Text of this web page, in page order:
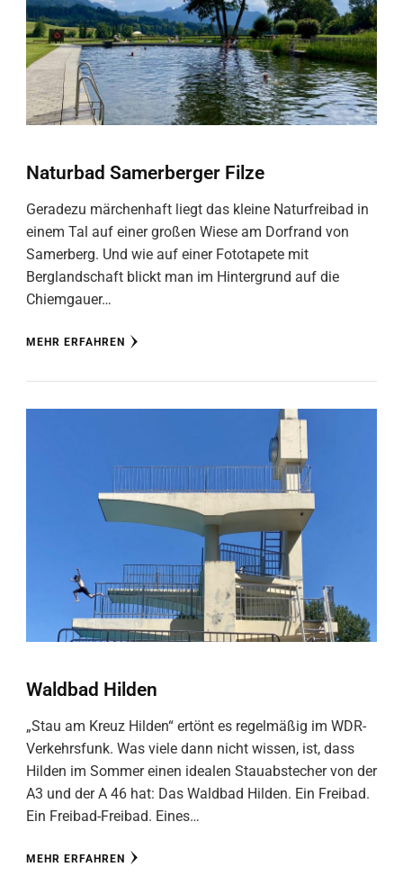
Naturbad Samerberger Filze
Geradezu märchenhaft liegt das kleine Naturfreibad in
einem Tal auf einer großen Wiese am Dorfrand von
Samerberg. Und wie auf einer Fototapete mit
Berglandschaft blickt man im Hintergrund auf die
Chiemgauer…
MEHR ERFAHREN
Waldbad Hilden
„Stau am Kreuz Hilden“ ertönt es regelmäßig im WDR-
Verkehrsfunk. Was viele dann nicht wissen, ist, dass
Hilden im Sommer einen idealen Stauabstecher von der
A3 und der A 46 hat: Das Waldbad Hilden. Ein Freibad.
Ein Freibad-Freibad. Eines…
MEHR ERFAHREN